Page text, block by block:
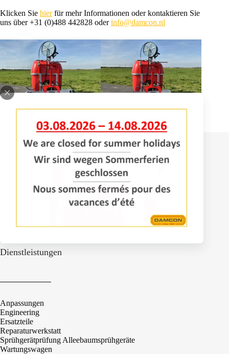
Klicken Sie hierfür mehr Informationen oder kontaktieren Sie
uns über +31 (0)488 442828 oderinfo@damcon.nl
Kontakt
Bomenlaan 2
Dienstleistungen
Anpassungen
Engineering
Ersatzteile
Reparaturwerkstatt
Sprühgerätprüfung Alleebaumsprühgeräte
Wartungswagen